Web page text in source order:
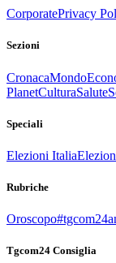
CorporatePrivacy
Sezioni
CronacaMondo
PlanetCulturaSalute
Speciali
Elezioni Italia
Rubriche
Oroscopo
Tgcom24 Consiglia